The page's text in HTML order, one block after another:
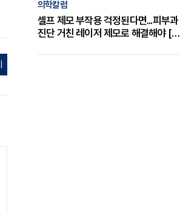
의학칼럼
셀프 제모 부작용 걱정된다면...피부과
진단 거친 레이저 제모로 해결해야 [변